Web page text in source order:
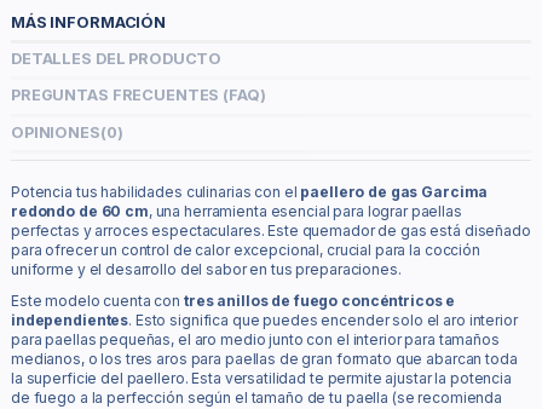
MÁS INFORMACIÓN
DETALLES DEL PRODUCTO
PREGUNTAS FRECUENTES (FAQ)
OPINIONES(0)
Potencia tus habilidades culinarias con el paellero de gas Garcima
redondo de 60 cm, una herramienta esencial para lograr paellas
perfectas y arroces espectaculares. Este quemador de gas está diseñado
para ofrecer un control de calor excepcional, crucial para la cocción
uniforme y el desarrollo del sabor en tus preparaciones.
Este modelo cuenta con tres anillos de fuego concéntricos e
independientes. Esto significa que puedes encender solo el aro interior
para paellas pequeñas, el aro medio junto con el interior para tamaños
medianos, o los tres aros para paellas de gran formato que abarcan toda
la superficie del paellero. Esta versatilidad te permite ajustar la potencia
de fuego a la perfección según el tamaño de tu paella (se recomienda